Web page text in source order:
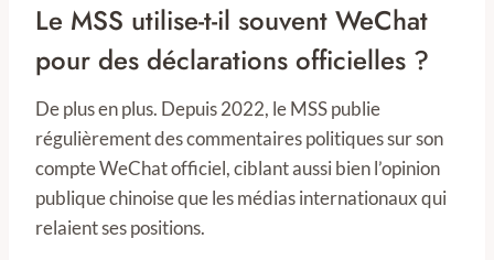
Le MSS utilise-t-il souvent WeChat
pour des déclarations officielles ?
De plus en plus. Depuis 2022, le MSS publie
régulièrement des commentaires politiques sur son
compte WeChat officiel, ciblant aussi bien l’opinion
publique chinoise que les médias internationaux qui
relaient ses positions.